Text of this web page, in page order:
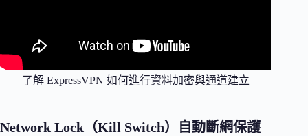
了解 ExpressVPN 如何進行資料加密與通道建立
Network Lock（Kill Switch）自動斷網保護